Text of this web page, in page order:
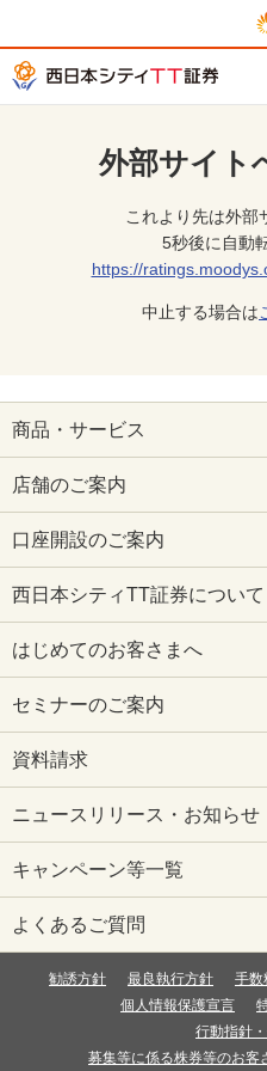
外部サイト
これより先は外部
5秒後に自動
https://
中止する場合は
商品・サービス
店舗のご案内
口座開設のご案内
西日本シティTT証券について
はじめてのお客さまへ
セミナーのご案内
資料請求
ニュースリリース・お知らせ
キャンペーン等一覧
よくあるご質問
勧誘方針 最良執行方針 手数
個人情報保護宣言
行動指針
募集等に係る株券等のお客